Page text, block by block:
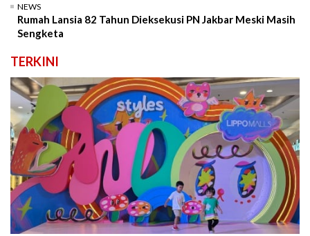
NEWS
Rumah Lansia 82 Tahun Dieksekusi PN Jakbar Meski Masih
Sengketa
TERKINI